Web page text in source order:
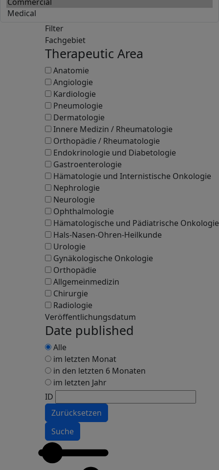
Filter
Fachgebiet
Therapeutic Area
Anatomie
Angiologie
Kardiologie
Pneumologie
Dermatologie
Innere Medizin / Rheumatologie
Orthopädie / Rheumatologie
Endokrinologie und Diabetologie
Gastroenterologie
Hämatologie und Internistische Onkologie
Nephrologie
Neurologie
Ophthalmologie
Hämatologische und Pädiatrische Onkologie
Hals-Nasen-Ohren-Heilkunde
Urologie
Gynäkologische Onkologie
Orthopädie
Allgemeinmedizin
Chirurgie
Radiologie
Veröffentlichungsdatum
Date published
Alle
im letzten Monat
in den letzten 6 Monaten
im letzten Jahr
ID